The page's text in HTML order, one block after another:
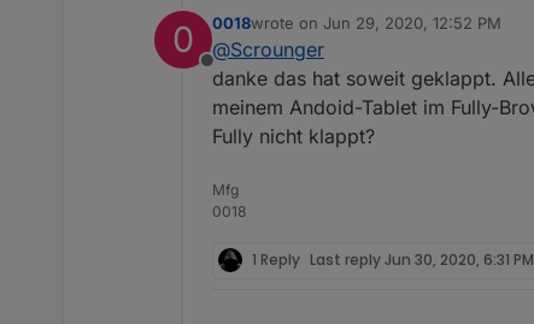
.v-text-field__slot
0
Offline
0018wrote on Jun 29, 2020, 12:52 PM
last edited by
@Scrounger
danke das hat soweit geklappt.
meinem Andoid-Tablet im Fully-
Fully nicht klappt?
Mfg
0018
1 Reply Last replyJun 30, 2020, 6:31 PM